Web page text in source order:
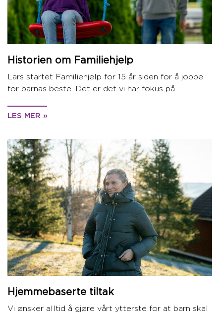
Historien om Familiehjelp
Lars startet Familiehjelp for 15 år siden for å jobbe
for barnas beste. Det er det vi har fokus på.
LES MER »
Hjemmebaserte tiltak
Vi ønsker alltid å gjøre vårt ytterste for at barn skal